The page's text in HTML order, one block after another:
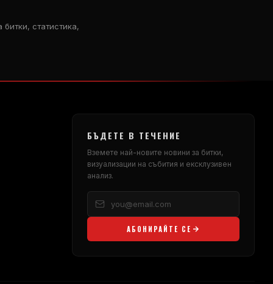
статистика,
БЪДЕТЕ В ТЕЧЕНИЕ
Вземете най-новите новини за битки,
визуализации на събития и ексклузивен
анализ.
АБОНИРАЙТЕ СЕ